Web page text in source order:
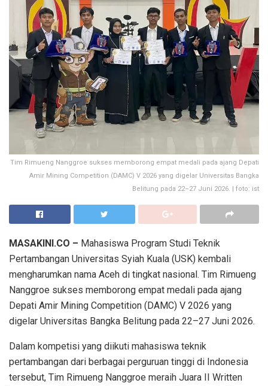
Tim Rimueng Nanggroe sukses memborong empat medali pada ajang Depati
Amir Mining Competition (DAMC) V 2026 yang digelar Universitas Bangka
Belitung pada 22–27 Juni 2026. | foto: ist
MASAKINI.CO – Mahasiswa Program Studi Teknik
Pertambangan Universitas Syiah Kuala (USK) kembali
mengharumkan nama Aceh di tingkat nasional. Tim Rimueng
Nanggroe sukses memborong empat medali pada ajang
Depati Amir Mining Competition (DAMC) V 2026 yang
digelar Universitas Bangka Belitung pada 22–27 Juni 2026.
Dalam kompetisi yang diikuti mahasiswa teknik
pertambangan dari berbagai perguruan tinggi di Indonesia
tersebut, Tim Rimueng Nanggroe meraih Juara II Written